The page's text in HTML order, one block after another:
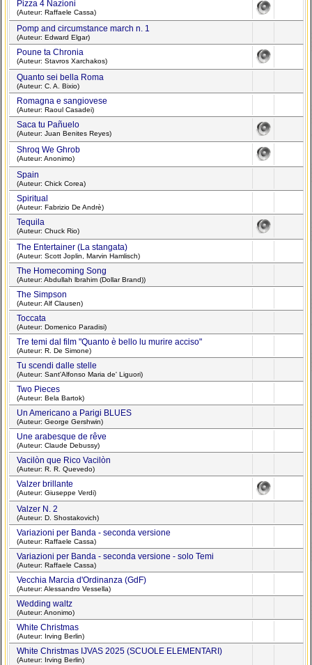
Pizza 4 Nazioni
(Auteur: Raffaele Cassa)
Pomp and circumstance march n. 1
(Auteur: Edward Elgar)
Poune ta Chronia
(Auteur: Stavros Xarchakos)
Quanto sei bella Roma
(Auteur: C. A. Bixio)
Romagna e sangiovese
(Auteur: Raoul Casadei)
Saca tu Pañuelo
(Auteur: Juan Benites Reyes)
Shroq We Ghrob
(Auteur: Anonimo)
Spain
(Auteur: Chick Corea)
Spiritual
(Auteur: Fabrizio De Andrè)
Tequila
(Auteur: Chuck Rio)
The Entertainer (La stangata)
(Auteur: Scott Joplin, Marvin Hamlisch)
The Homecoming Song
(Auteur: Abdullah lbrahim (Dollar Brand))
The Simpson
(Auteur: Alf Clausen)
Toccata
(Auteur: Domenico Paradisi)
Tre temi dal film "Quanto è bello lu murire acciso"
(Auteur: R. De Simone)
Tu scendi dalle stelle
(Auteur: Sant'Alfonso Maria de' Liguori)
Two Pieces
(Auteur: Bela Bartok)
Un Americano a Parigi BLUES
(Auteur: George Gershwin)
Une arabesque de rêve
(Auteur: Claude Debussy)
Vacilòn que Rico Vacilòn
(Auteur: R. R. Quevedo)
Valzer brillante
(Auteur: Giuseppe Verdi)
Valzer N. 2
(Auteur: D. Shostakovich)
Variazioni per Banda - seconda versione
(Auteur: Raffaele Cassa)
Variazioni per Banda - seconda versione - solo Temi
(Auteur: Raffaele Cassa)
Vecchia Marcia d'Ordinanza (GdF)
(Auteur: Alessandro Vessella)
Wedding waltz
(Auteur: Anonimo)
White Christmas
(Auteur: Irving Berlin)
White Christmas IJVAS 2025 (SCUOLE ELEMENTARI)
(Auteur: Irving Berlin)